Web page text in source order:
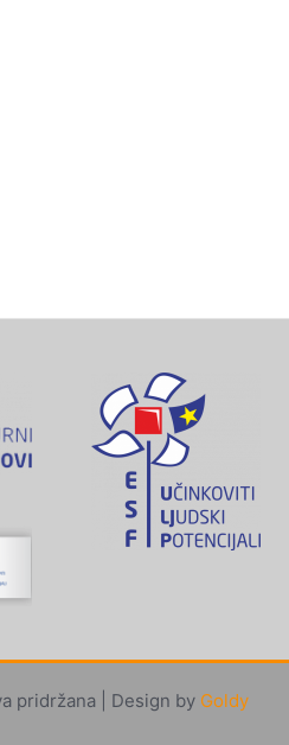
pridržana | Design by Goldy